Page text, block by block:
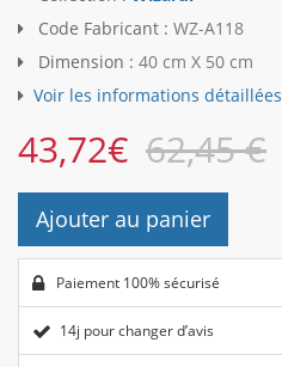
Code Fabricant : WZ-A118
Dimension : 40 cm X 50 cm
Voir les informations détaillées
43,72€ 62,45 €
Ajouter au panier
Paiement 100% sécurisé
14j pour changer d’avis